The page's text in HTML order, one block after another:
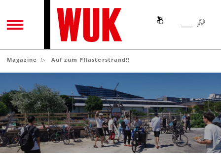
TOGGLE NAVIGATION SEARCH
Magazine Auf zum Pflasterstrand!!
zum
Pflasterstrand!!